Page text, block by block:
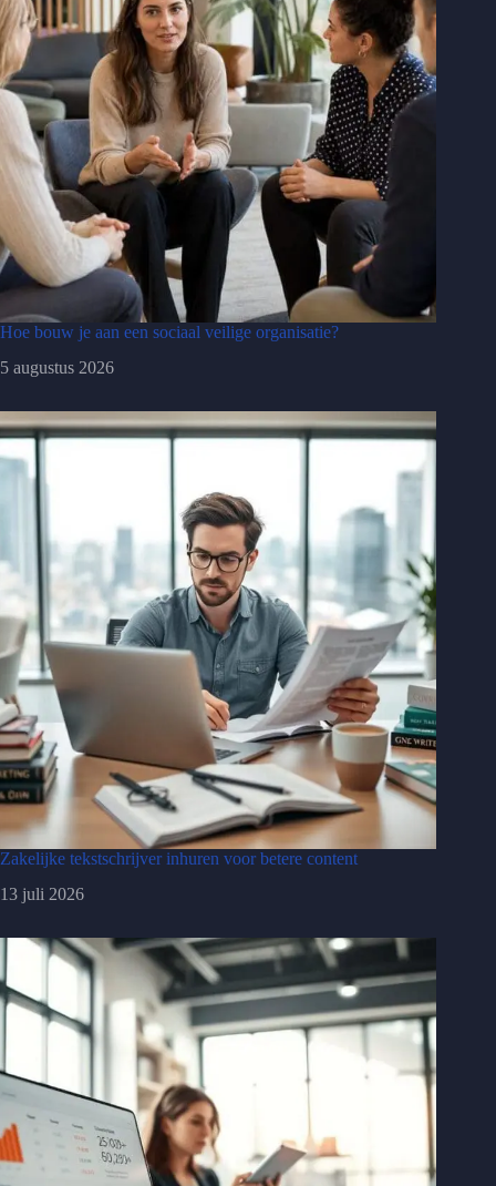
Hoe bouw je aan een sociaal veilige organisatie?
5 augustus 2026
Zakelijke tekstschrijver inhuren voor betere content
13 juli 2026